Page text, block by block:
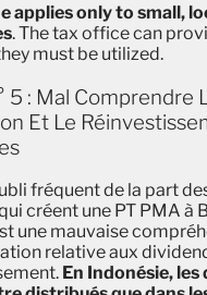
applies only to small,
. The tax office can
must be utilized.
5 : Mal Comprendre
Et Le
fréquent de la part
créent une PT PMA à
une mauvaise
relative aux
En Indonésie,